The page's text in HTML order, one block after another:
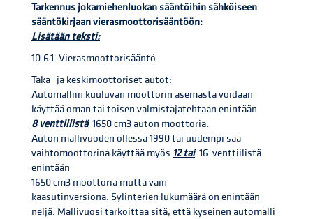
Tarkennus jokamiehenluokan sääntöihin sähköiseen
sääntökirjaan vierasmoottorisääntöön:
Lisätään teksti:
10.6.1. Vierasmoottorisääntö
Taka- ja keskimoottoriset autot:
Automalliin kuuluvan moottorin asemasta voidaan
käyttää oman tai toisen valmistajatehtaan enintään
8 venttiilistä1650 cm3 auton moottoria.
Auton mallivuoden ollessa 1990 tai uudempi saa
vaihtomoottorina käyttää myös 12 tai16-venttiilistä
enintään
1650 cm3 moottoria mutta vain
kaasutinversiona. Sylinterien lukumäärä on enintään
neljä. Mallivuosi tarkoittaa sitä, että kyseinen automalli